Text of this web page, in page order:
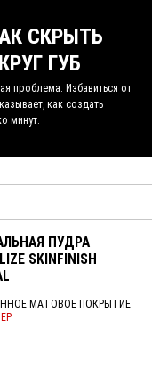
СКРЫТЬ
ГУБ
проблема. Избавиться от
как создать
минут.
ПУДРА
SKINFINISH
МАТОВОЕ ПОКРЫТИЕ